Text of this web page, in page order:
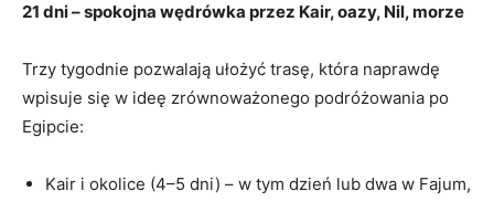
21 dni – spokojna wędrówka przez Kair, oazy, Nil, morze
Trzy tygodnie pozwalają ułożyć trasę, która naprawdę
wpisuje się w ideę zrównoważonego podróżowania po
Egipcie:
Kair i okolice (4–5 dni) – w tym dzień lub dwa w Fajum,